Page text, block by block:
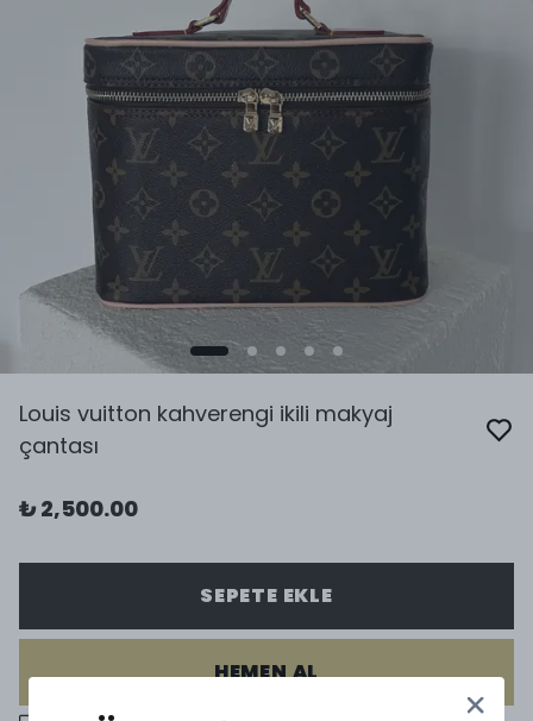
Louis vuitton kahverengi ikili makyaj
çantası
₺ 2,500.00
SEPETE EKLE
HEMEN AL